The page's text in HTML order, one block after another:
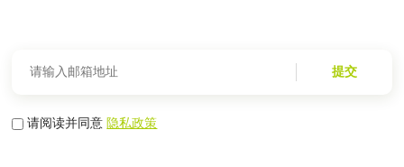
提交
请阅读并同意隐私政策